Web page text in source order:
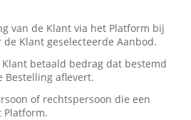
van de Klant via het Platform bij
Klant geselecteerde Aanbod.
betaald bedrag dat bestemd
Bestelling aflevert.
of rechtspersoon die een
Platform.